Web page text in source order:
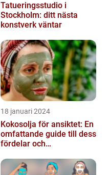
Tatueringsstudio i
Stockholm: ditt nästa
konstverk väntar
18 januari 2024
Kokosolja för ansiktet: En
omfattande guide till dess
fördelar och